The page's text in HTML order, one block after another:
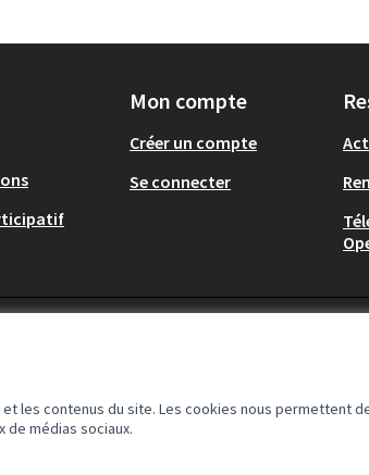
les contenus du site. Les cookies nous permettent
de médias sociaux.
Mon compte
Créer un compte
Se connecter